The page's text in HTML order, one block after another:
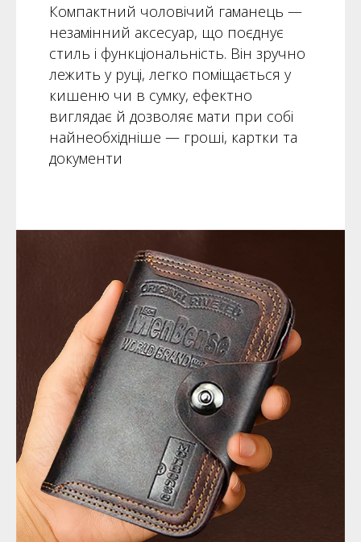
Компактний чоловічий гаманець —
незамінний аксесуар, що поєднує
стиль і функціональність. Він зручно
лежить у руці, легко поміщається у
кишеню чи в сумку, ефектно
виглядає й дозволяє мати при собі
найнеобхідніше — гроші, картки та
документи